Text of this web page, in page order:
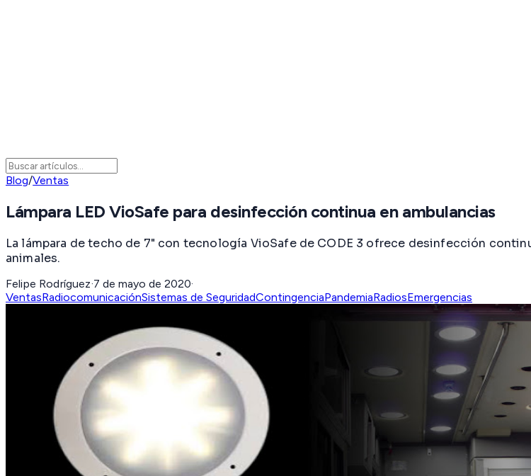
Blog/Ventas
Lámpara LED VioSafe para desinfección continua en ambulancias
La lámpara de techo de 7" con tecnología VioSafe de CODE 3 ofrece desinfección
animales.
Felipe Rodríguez·7 de mayo de 2020·
VentasRadiocomunicaciónSistemas de SeguridadContingenciaPandemiaRadiosEmergencias